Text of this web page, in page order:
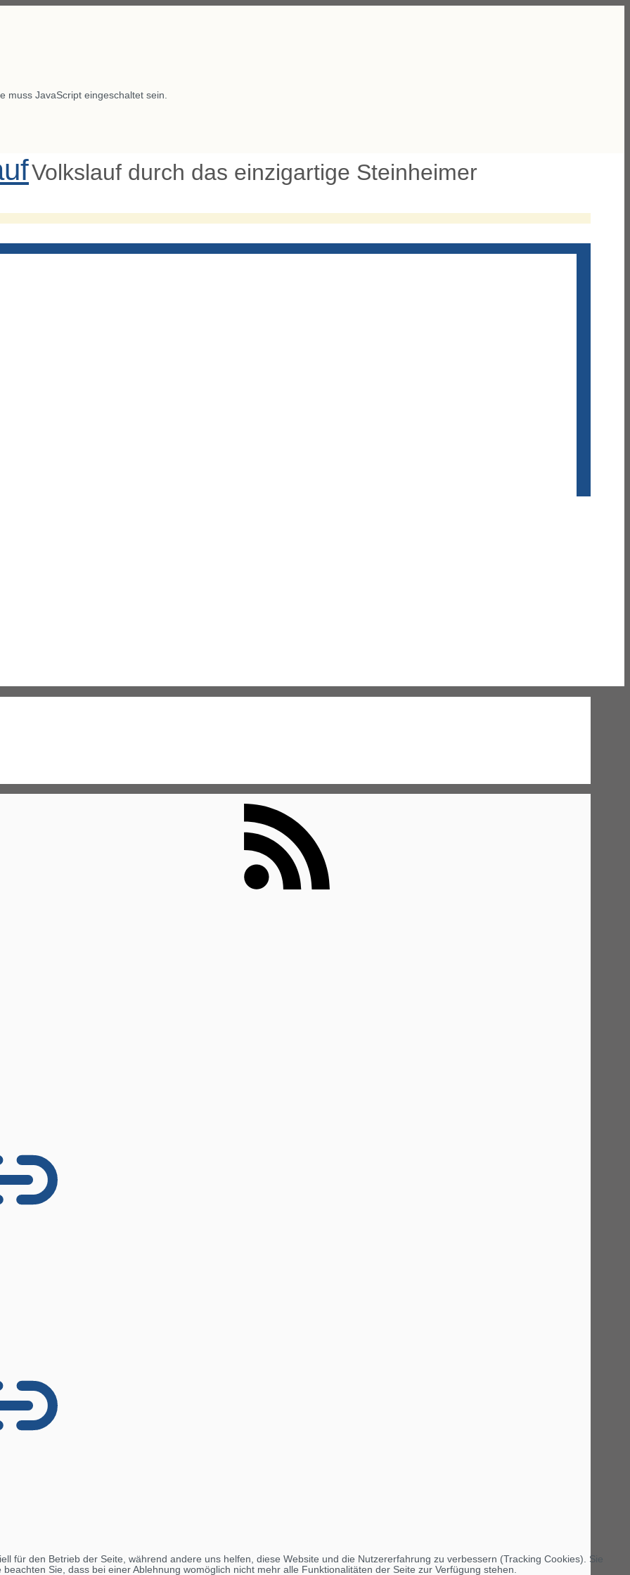
muss JavaScript eingeschaltet sein.
Volkslauf durch das einzigartige Steinheimer
für den Betrieb der Seite, während andere uns helfen, diese Website und die Nutzererfahrung zu verbessern (Tracking Cookies). Sie
Sie, dass bei einer Ablehnung womöglich nicht mehr alle Funktionalitäten der Seite zur Verfügung stehen.